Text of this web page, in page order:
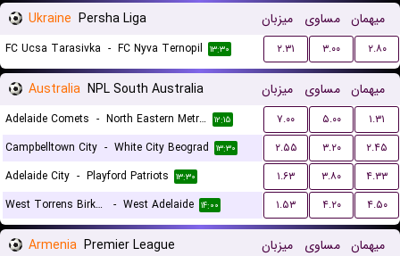
Ukraine Persha Liga میزبان مساوی میهمان
FC Ucsa Tarasivka - FC Nyva Ternopil ۱۳:۳۰ ۲.۳۱ ۳.۰۰ ۲.۸۰
Australia NPL South Australia میزبان مساوی میهمان
Adelaide Comets - North Eastern Metro Stars ۱۲:۱۵ ۷.۰۰ ۵.۰۰
۱.۳۱
Campbelltown City - White City Beograd ۱۳:۳۰ ۲.۵۵ ۳.۲۰
۲.۴۵
Adelaide City - Playford Patriots ۱۳:۳۰ ۱.۶۳ ۳.۸۰
۴.۳۳
West Torrens Birkalla
- West Adelaide ۱۴:۰۰ ۱.۵۳ ۴.۲۰ ۴.۵۰
Armenia Premier League میزبان مساوی میهمان